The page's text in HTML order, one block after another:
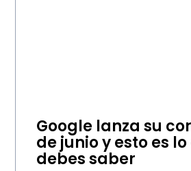
Google lanza su
de junio y esto es
debes saber